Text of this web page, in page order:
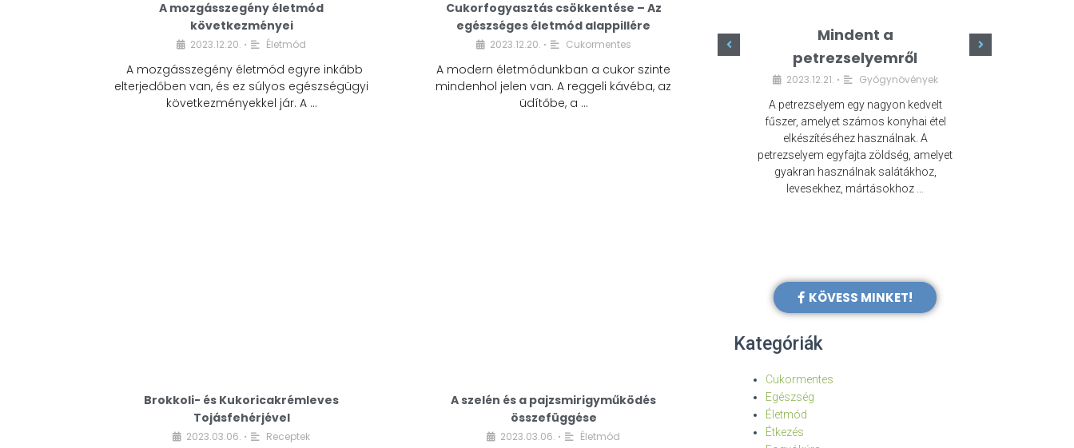
A mozgásszegény életmód
következményei
2023.12.20. • Életmód
A mozgásszegény életmód egyre inkább
elterjedőben van, és ez súlyos egészségügyi
következményekkel jár. A …
Cukorfogyasztás csökkentése – Az
egészséges életmód alappillére
2023.12.20. • Cukormentes
A modern életmódunkban a cukor szinte
mindenhol jelen van. A reggeli kávéba, az
üdítőbe, a …
Brokkoli- és Kukoricakrémleves
Tojásfehérjével
2023.03.06. • Receptek
A szelén és a pajzsmirigyműködés
összefüggése
2023.03.06. • Életmód
Cukorfogyasztás
egészséges életmód
alappillére
Mindent a
petrezselyemről
2023.12.21. • Gyógynövények
A petrezselyem egy nagyon kedvelt
fűszer, amelyet számos konyhai étel
elkészítéséhez használnak. A
petrezselyem egyfajta zöldség, amelyet
gyakran használnak salátákhoz,
levesekhez, mártásokhoz …
KÖVESS MINKET!
Kategóriák
Cukormentes
Egészség
Életmód
Étkezés